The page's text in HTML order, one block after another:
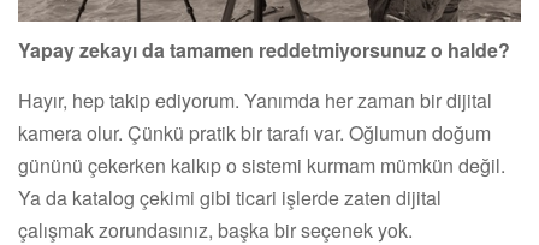
Yapay zekayı da tamamen reddetmiyorsunuz o halde?
Hayır, hep takip ediyorum. Yanımda her zaman bir dijital
kamera olur. Çünkü pratik bir tarafı var. Oğlumun doğum
gününü çekerken kalkıp o sistemi kurmam mümkün değil.
Ya da katalog çekimi gibi ticari işlerde zaten dijital
çalışmak zorundasınız, başka bir seçenek yok.